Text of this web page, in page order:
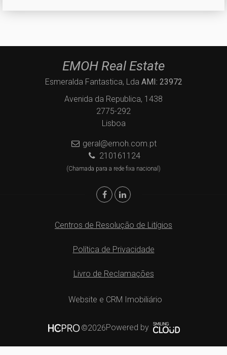
EMOH Real Estate
Esmeralda Fantastica, Lda AMI: 23972
Avenida da Republica, 1438
2775-292
Lisboa
geral@emoh.com.pt
210161124
(Chamada para a rede fixa nacional)
Centros de Resolução de Litígios
Política de Privacidade
Livro de Reclamações
Website e CRM Imobiliário
©2026Powered by